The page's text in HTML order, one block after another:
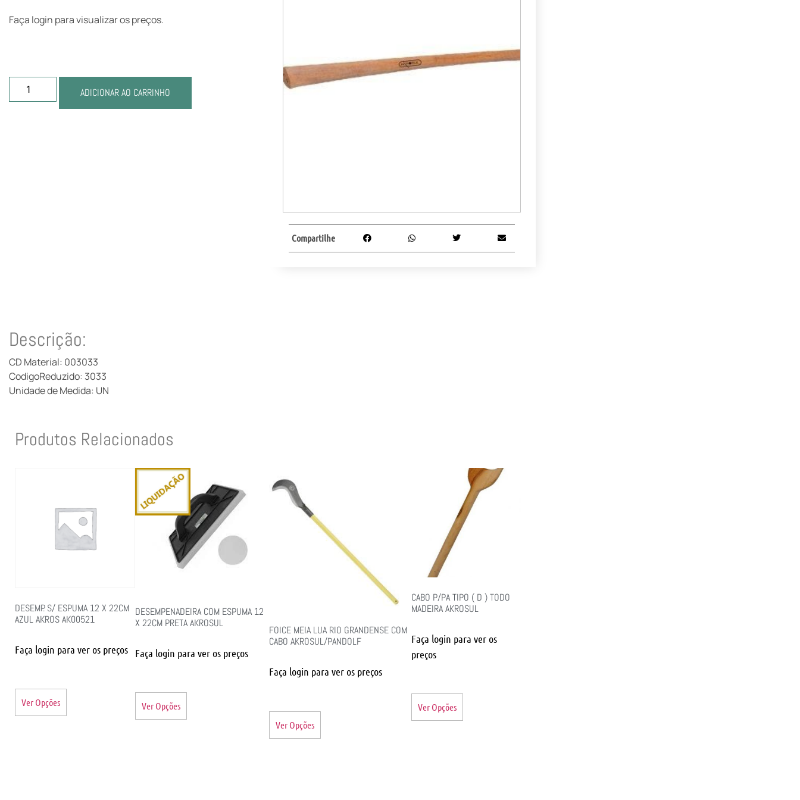
Faça login para visualizar os preços.
ADICIONAR AO CARRINHO
Compartilhe
Descrição:
CD Material: 003033
CodigoReduzido: 3033
Unidade de Medida: UN
Produtos Relacionados
DESEMP. S/ ESPUMA 12 X 22CM
AZUL AKROS AK00521
Faça login para ver os preços
Ver Opções
DESEMPENADEIRA COM ESPUMA 12
X 22CM PRETA AKROSUL
Faça login para ver os preços
Ver Opções
FOICE MEIA LUA RIO GRANDENSE COM
CABO AKROSUL/PANDOLF
Faça login para ver os preços
Ver Opções
CABO P/PA TIPO ( D ) TODO
MADEIRA AKROSUL
Faça login para ver os
preços
Ver Opções